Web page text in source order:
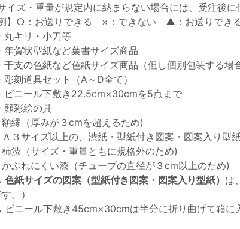
イズ・重量が規定内に納まらない場合には、受注後
例】○：お送りできる ×：できない ▲：お送りできる
キリ・小刀等
賀状型紙など葉書サイズ商品
支の色紙など色紙サイズ商品（但し個別包装する場
刻道具セット（A～D全て）
ニール下敷き22.5cm×30cmを5点まで
彩絵の具
縁（厚みが３cmを超えるため)
３サイズ以上の、渋紙・型紙付き図案・図案入り型
渋（サイズ・重量ともに規格外のため)
ぶれにくい漆（チューブの直径が３cm以上のため)
色紙サイズの図案（型紙付き図案・図案入り型紙） は
。）
ニール下敷き45cm×30cmは半分に折り曲げて箱に